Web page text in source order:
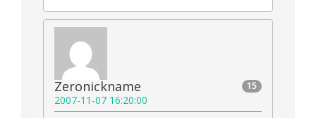
15
Zeronickname
2007-11-07 16:20:00